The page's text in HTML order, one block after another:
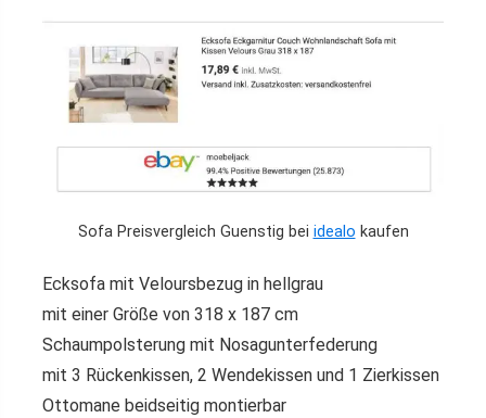
Sofa Preisvergleich Guenstig bei idealo kaufen
Ecksofa mit Veloursbezug in hellgrau
mit einer Größe von 318 x 187 cm
Schaumpolsterung mit Nosagunterfederung
mit 3 Rückenkissen, 2 Wendekissen und 1 Zierkissen
Ottomane beidseitig montierbar